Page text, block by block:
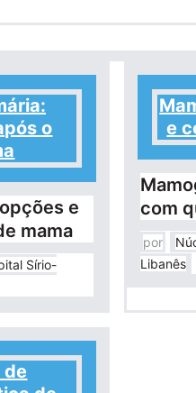
o
e
mama
Sírio-
e
com
por
Libanês
de